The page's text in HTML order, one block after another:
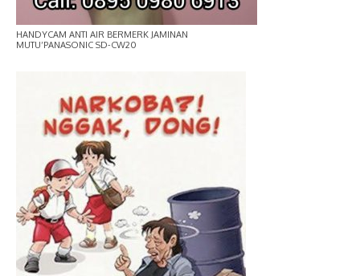
HANDYCAM ANTI AIR BERMERK JAMINAN
MUTU’PANASONIC SD-CW20